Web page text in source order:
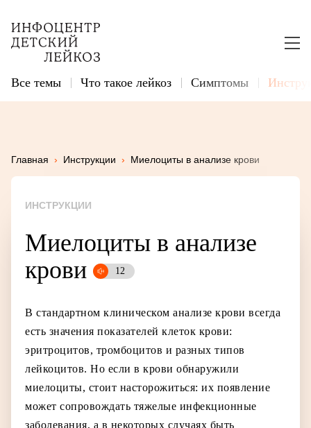
Все темы Что такое лейкоз Симптомы
Главная › Инструкции › Миелоциты в анализе крови
ИНСТРУКЦИИ
Миелоциты в а­на­ли­зе
крови
В стандартном клиническом анализе крови всегда
есть значения показателей клеток крови:
эритроцитов, тромбоцитов и разных типов
лейкоцитов. Но если в крови обнаружили
миелоциты, стоит насторожиться: их появление
может сопровождать тяжелые инфекционные
заболевания, а в некоторых случаях быть